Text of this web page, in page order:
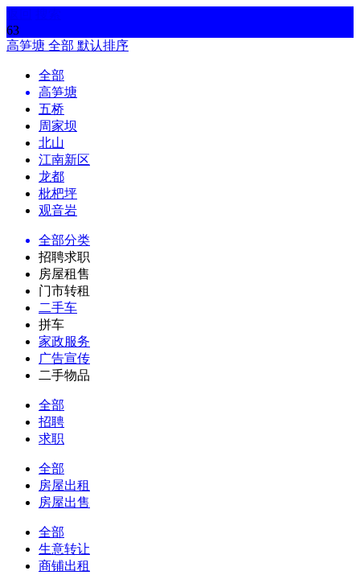
63
高笋塘 全部 默认排序
全部
高笋塘
五桥
周家坝
北山
江南新区
龙都
枇杷坪
观音岩
全部分类
招聘求职
房屋租售
门市转租
二手车
拼车
家政服务
广告宣传
二手物品
全部
招聘
求职
全部
房屋出租
房屋出售
全部
生意转让
商铺出租